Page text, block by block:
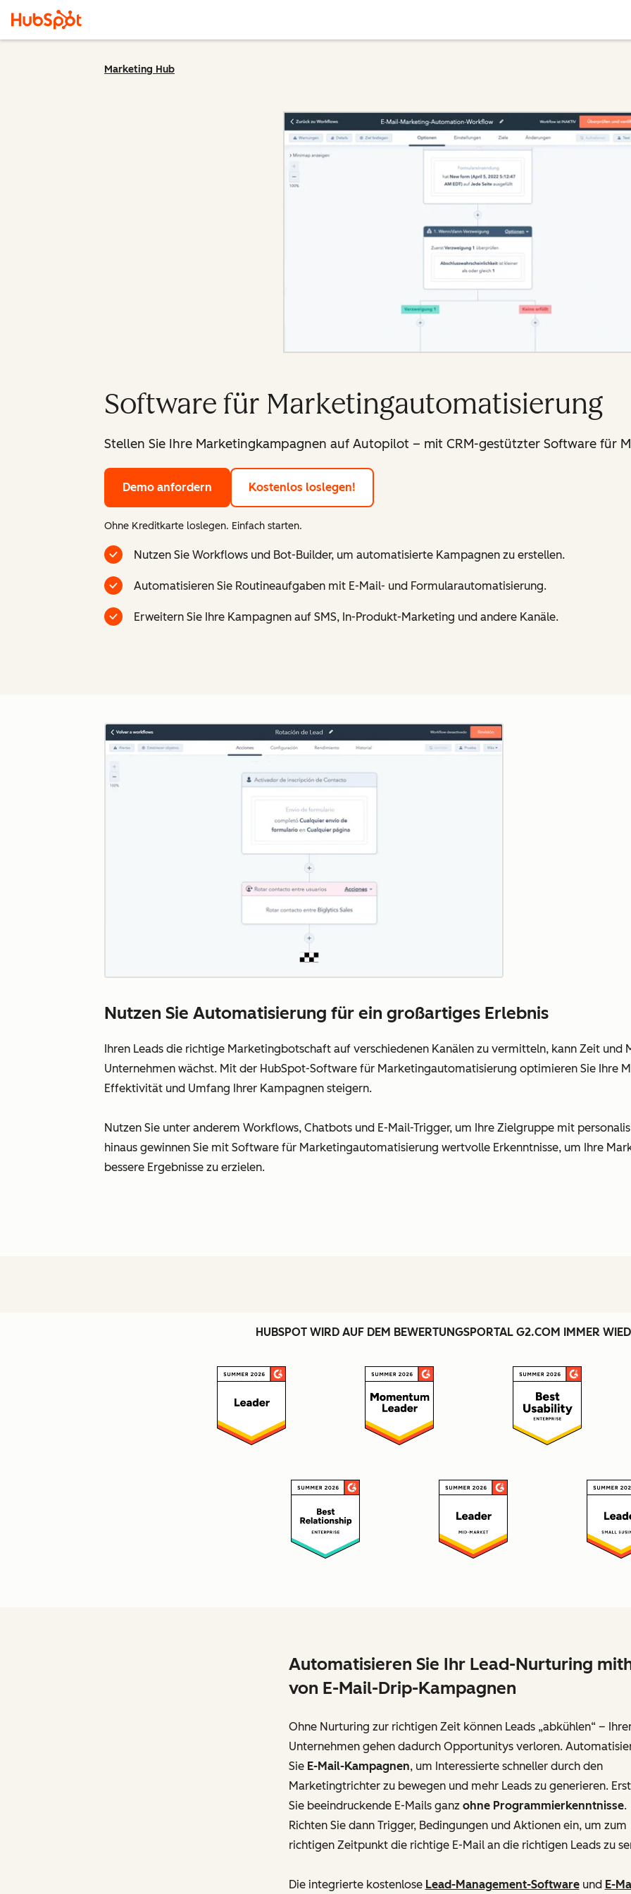
Marketing Hub
Software für Marketingautomatisierung
Stellen Sie Ihre Marketingkampagnen auf Autopilot – mit CRM-gestützter Software für
Demo anfordern Kostenlos loslegen!
Ohne Kreditkarte loslegen. Einfach starten.
Nutzen Sie Workflows und Bot-Builder, um automatisierte Kampagnen zu erstellen.
Automatisieren Sie Routineaufgaben mit E-Mail- und Formularautomatisierung.
Erweitern Sie Ihre Kampagnen auf SMS, In-Produkt-Marketing und andere Kanäle.
Nutzen Sie Automatisierung für ein großartiges Erlebnis
Ihren Leads die richtige Marketingbotschaft auf verschiedenen Kanälen zu vermitteln, kann Zeit und
Unternehmen wächst. Mit der HubSpot-Software für Marketingautomatisierung optimieren Sie Ihre
Effektivität und Umfang Ihrer Kampagnen steigern.
Nutzen Sie unter anderem Workflows, Chatbots und E-Mail-Trigger, um Ihre Zielgruppe mit
hinaus gewinnen Sie mit Software für Marketingautomatisierung wertvolle Erkenntnisse, um Ihre
bessere Ergebnisse zu erzielen.
HUBSPOT WIRD AUF DEM BEWERTUNGSPORTAL G2.COM IMMER
Automatisieren Sie Ihr Lead-Nurturing
von E-Mail-Drip-Kampagnen
Ohne Nurturing zur richtigen Zeit können Leads „abkühlen“ –
Unternehmen gehen dadurch Opportunitys verloren.
Sie E-Mail-Kampagnen, um Interessierte schneller durch den
Marketingtrichter zu bewegen und mehr Leads zu generieren.
Sie beeindruckende E-Mails ganz ohne Programmierkenntnisse.
Richten Sie dann Trigger, Bedingungen und Aktionen ein, um zum
richtigen Zeitpunkt die richtige E-Mail an die richtigen Leads zu
Die integrierte kostenlose Lead-Management-Softwareund E-